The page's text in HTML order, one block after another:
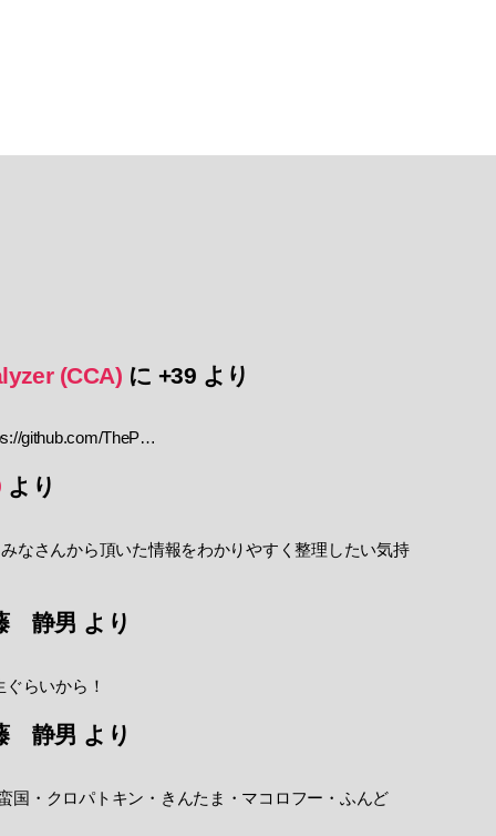
(CCA) に +39 より
github.com/TheP…
より
なさんから頂いた情報をわかりやすく整理したい気持
静男 より
らいから！
静男 より
国・クロパトキン・きんたま・マコロフー・ふんど